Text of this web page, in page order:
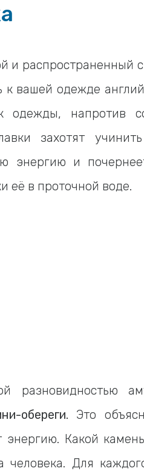
и распространенный
к вашей одежде
одежды, напротив
захотят
энергию и
её в проточной воде.
разновидностью
обереги. Это
энергию. Какой
человека. Для